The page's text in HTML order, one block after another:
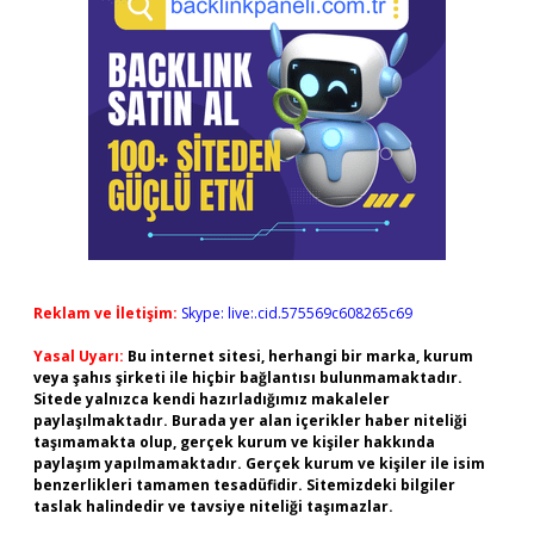
Reklam ve İletişim: Skype: live:.cid.575569c608265c69
Yasal Uyarı: Bu internet sitesi, herhangi bir marka, kurum
veya şahıs şirketi ile hiçbir bağlantısı bulunmamaktadır.
Sitede yalnızca kendi hazırladığımız makaleler
paylaşılmaktadır. Burada yer alan içerikler haber niteliği
taşımamakta olup, gerçek kurum ve kişiler hakkında
paylaşım yapılmamaktadır. Gerçek kurum ve kişiler ile isim
benzerlikleri tamamen tesadüfidir. Sitemizdeki bilgiler
taslak halindedir ve tavsiye niteliği taşımazlar.